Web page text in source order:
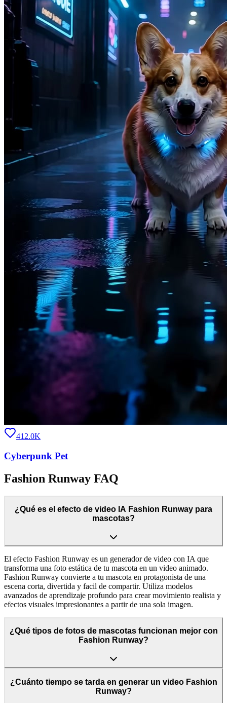
412.0K
Cyberpunk Pet
Fashion Runway FAQ
¿Qué es el efecto de video IA Fashion Runway para
mascotas?
El efecto Fashion Runway es un generador de video con IA que
transforma una foto estática de tu mascota en un video animado.
Fashion Runway convierte a tu mascota en protagonista de una
escena corta, divertida y facil de compartir. Utiliza modelos
avanzados de aprendizaje profundo para crear movimiento realista y
efectos visuales impresionantes a partir de una sola imagen.
¿Qué tipos de fotos de mascotas funcionan mejor con
Fashion Runway?
¿Cuánto tiempo se tarda en generar un video Fashion
Runway?